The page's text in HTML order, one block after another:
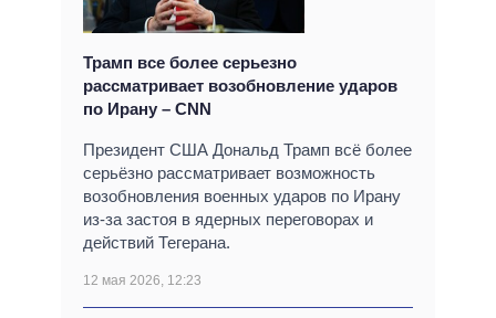
Трамп все более серьезно
рассматривает возобновление ударов
по Ирану – CNN
Президент США Дональд Трамп всё более
серьёзно рассматривает возможность
возобновления военных ударов по Ирану
из-за застоя в ядерных переговорах и
действий Тегерана.
12 мая 2026, 12:23